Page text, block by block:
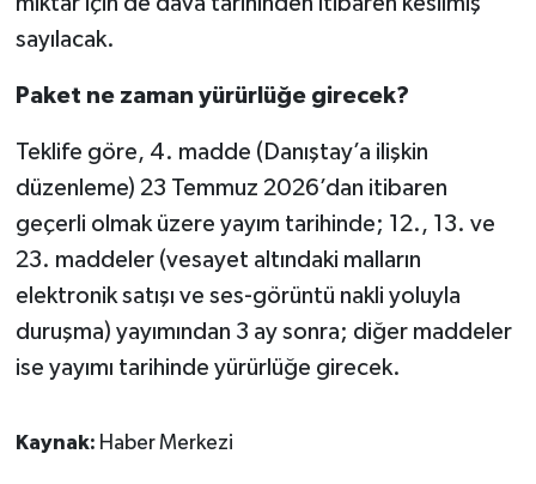
sayılacak.
Paket ne zaman yürürlüğe girecek?
Teklife göre, 4. madde (Danıştay’a ilişkin
düzenleme) 23 Temmuz 2026’dan itibaren
geçerli olmak üzere yayım tarihinde; 12., 13. ve
23. maddeler (vesayet altındaki malların
elektronik satışı ve ses-görüntü nakli yoluyla
duruşma) yayımından 3 ay sonra; diğer maddeler
ise yayımı tarihinde yürürlüğe girecek.
Kaynak: Haber Merkezi